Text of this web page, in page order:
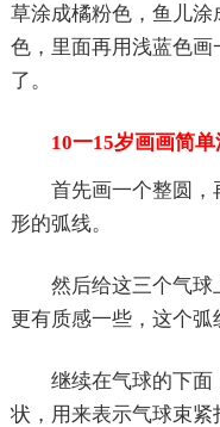
草涂成橘粉色，鱼儿
色，里面再用浅蓝色
了。
10一15岁画画简单
首先画一个整圆，
形的弧线。
然后给这三个气
更有质感一些，这个弧
继续在气球的下
状，用来表示气球束